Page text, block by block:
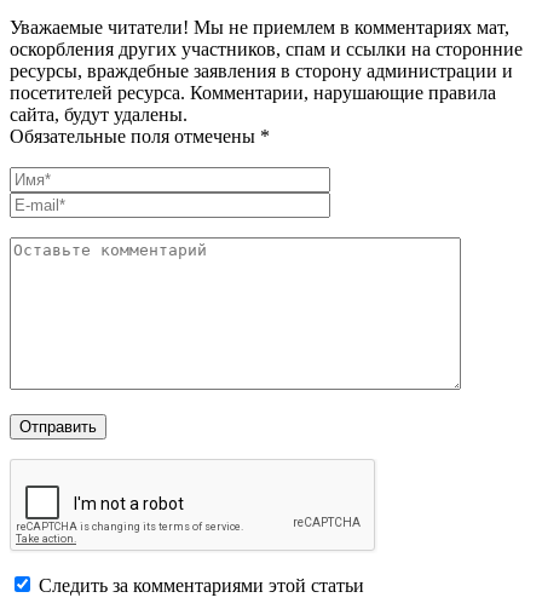
Уважаемые читатели! Мы не приемлем в комментариях мат,
оскорбления других участников, спам и ссылки на сторонние
ресурсы, враждебные заявления в сторону администрации и
посетителей ресурса. Комментарии, нарушающие правила
сайта, будут удалены.
Обязательные поля отмечены *
Следить за комментариями этой статьи